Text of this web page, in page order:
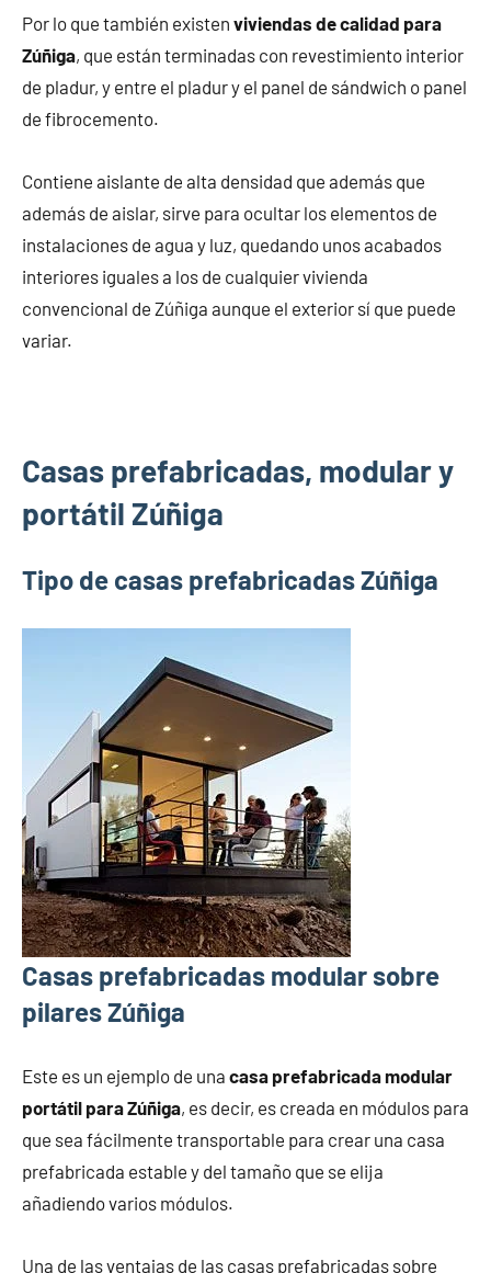
Por lo que también existen viviendas de calidad para
Zúñiga, que están terminadas con revestimiento interior
de pladur, y entre el pladur y el panel de sándwich o panel
de fibrocemento.
Contiene aislante de alta densidad que además que
además de aislar, sirve para ocultar los elementos de
instalaciones de agua y luz, quedando unos acabados
interiores iguales a los de cualquier vivienda
convencional de Zúñiga aunque el exterior sí que puede
variar.
Casas prefabricadas, modular y
portátil Zúñiga
Tipo de casas prefabricadas Zúñiga
Casas prefabricadas modular sobre
pilares Zúñiga
Este es un ejemplo de una casa prefabricada modular
portátil para Zúñiga, es decir, es creada en módulos para
que sea fácilmente transportable para crear una casa
prefabricada estable y del tamaño que se elija
añadiendo varios módulos.
Una de las ventajas de las casas prefabricadas sobre